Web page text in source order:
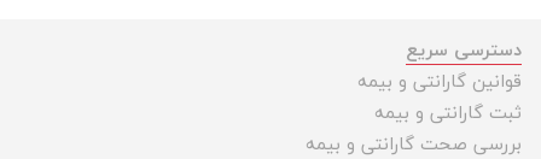
دسترسی سریع
قوانین گارانتی و بیمه
ثبت گارانتی و بیمه
بررسی صحت گارانتی و بیمه